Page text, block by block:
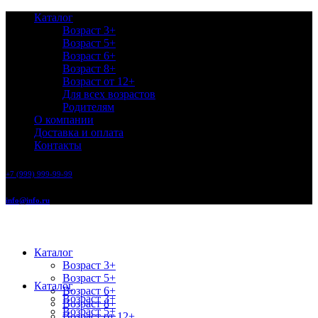
Каталог
Возраст 3+
Возраст 5+
Возраст 6+
Возраст 8+
Возраст от 12+
Для всех возрастов
Родителям
О компании
Доставка и оплата
Контакты
+7 (999) 999-99-99
info@info.ru
Каталог
Возраст 3+
Возраст 5+
Возраст 6+
Возраст 8+
Каталог
Возраст 3+
Возраст 5+